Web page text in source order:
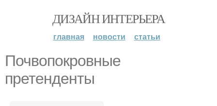
ДИЗАЙН ИНТЕРЬЕРА
главная новости статьи
Почвопокровные
претенденты